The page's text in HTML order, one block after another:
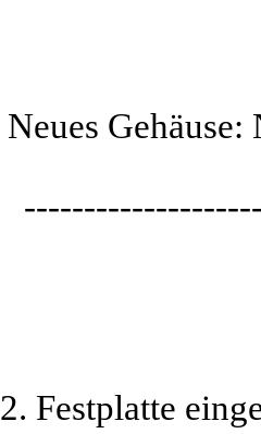
Neues
2. Festplatte